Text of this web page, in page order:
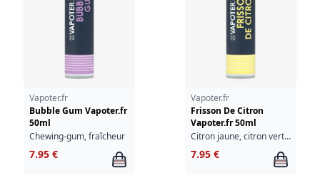
Vapoter.fr
Bubble Gum Vapoter.fr
50ml
Chewing-gum, fraîcheur
7.95 €
Vapoter.fr
Frisson De Citron
Vapoter.fr 50ml
Citron jaune, citron vert, fraîcheur
7.95 €